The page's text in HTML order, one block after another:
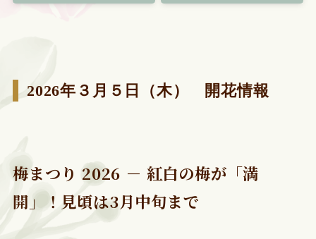
2026年３月５日（木） 開花情報
梅まつり 2026 － 紅白の梅が「満
開」！見頃は3月中旬まで